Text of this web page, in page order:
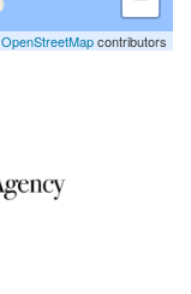
OpenStreetMapcontributors